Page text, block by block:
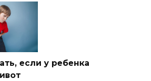
если у ребенка